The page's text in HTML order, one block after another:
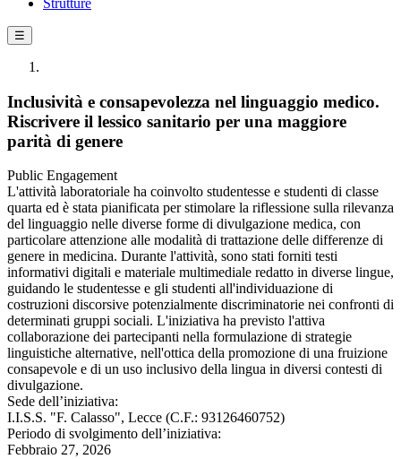
Strutture
☰
Inclusività e consapevolezza nel linguaggio medico.
Riscrivere il lessico sanitario per una maggiore
parità di genere
Public Engagement
L'attività laboratoriale ha coinvolto studentesse e studenti di classe
quarta ed è stata pianificata per stimolare la riflessione sulla rilevanza
del linguaggio nelle diverse forme di divulgazione medica, con
particolare attenzione alle modalità di trattazione delle differenze di
genere in medicina. Durante l'attività, sono stati forniti testi
informativi digitali e materiale multimediale redatto in diverse lingue,
guidando le studentesse e gli studenti all'individuazione di
costruzioni discorsive potenzialmente discriminatorie nei confronti di
determinati gruppi sociali. L'iniziativa ha previsto l'attiva
collaborazione dei partecipanti nella formulazione di strategie
linguistiche alternative, nell'ottica della promozione di una fruizione
consapevole e di un uso inclusivo della lingua in diversi contesti di
divulgazione.
Sede dell’iniziativa:
I.I.S.S. "F. Calasso", Lecce (C.F.: 93126460752)
Periodo di svolgimento dell’iniziativa:
Febbraio 27, 2026